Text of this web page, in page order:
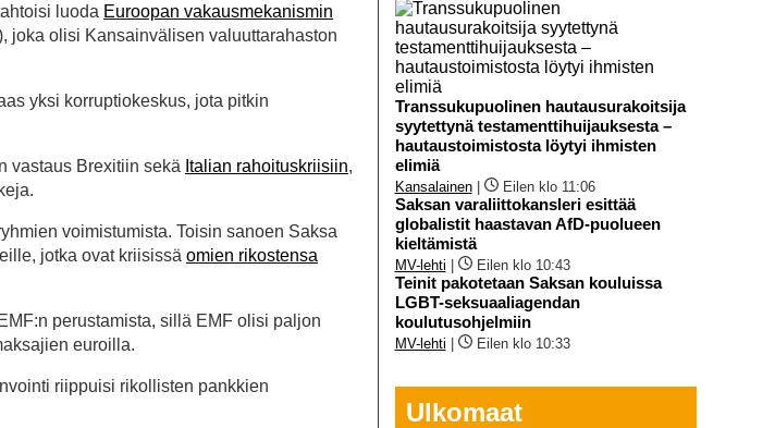
luoda Euroopan vakausmekanismin
joka olisi Kansainvälisen valuuttarahaston
yksi korruptiokeskus, jota pitkin
vastaus Brexitiin sekä Italian rahoituskriisiin,
voimistumista. Toisin sanoen Saksa
jotka ovat kriisissä omien rikostensa
perustamista, sillä EMF olisi paljon
euroilla.
riippuisi rikollisten pankkien
Transsukupuolinen hautausurakoitsija
syytettynä testamenttihuijauksesta –
hautaustoimistosta löytyi ihmisten
elimiä
Kansalainen| Eilen klo 11:06
Saksan varaliittokansleri esittää
globalistit haastavan AfD-puolueen
kieltämistä
MV-lehti Eilen klo 10:43
Teinit pakotetaan Saksan kouluissa
LGBT-seksuaaliagendan
koulutusohjelmiin
MV-lehti Eilen klo 10:33
Ulkomaat